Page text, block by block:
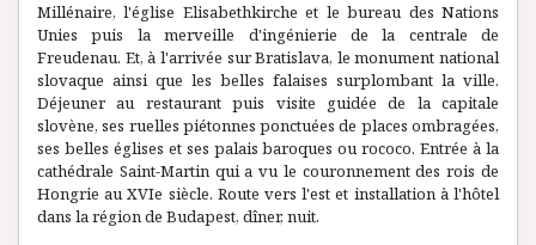
Millénaire, l'église Elisabethkirche et le bureau des Nations
Unies puis la merveille d'ingénierie de la centrale de
Freudenau. Et, à l'arrivée sur Bratislava, le monument national
slovaque ainsi que les belles falaises surplombant la ville.
Déjeuner au restaurant puis visite guidée de la capitale
slovène, ses ruelles piétonnes ponctuées de places ombragées,
ses belles églises et ses palais baroques ou rococo. Entrée à la
cathédrale Saint-Martin qui a vu le couronnement des rois de
Hongrie au XVIe siècle. Route vers l'est et installation à l'hôtel
dans la région de Budapest, dîner, nuit.